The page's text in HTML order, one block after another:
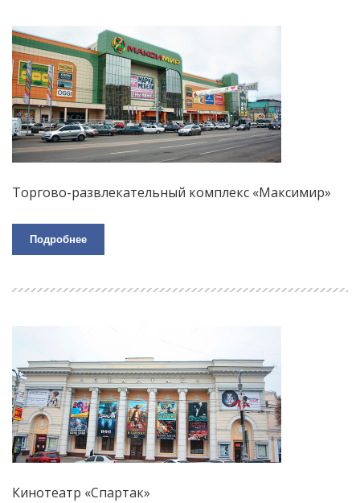
Торгово-развлекательный комплекс «Максимир»
Подробнее
Кинотеатр «Спартак»